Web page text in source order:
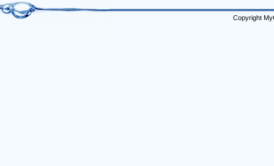
Copyright